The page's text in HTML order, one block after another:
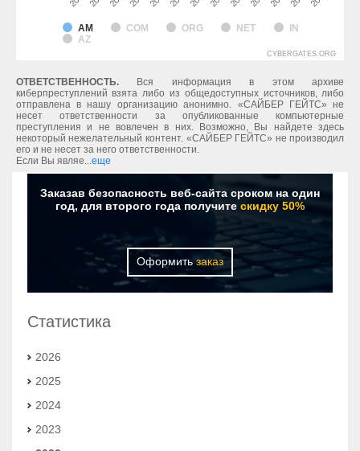
AM COM ORG NET
IN
AZ
CYBERGATES.ORG
ОТВЕТСТВЕННОСТЬ.Вся информация в этом архиве
киберпреступлений взята либо из общедоступных источников, либо
отправлена в нашу организацию анонимно. «САЙБЕР ГЕЙТС» не
несет ответственности за опубликованные компьютерные
преступления и не вовлечен в них. Возможно, Вы найдете здесь
некоторый нежелательный контент. «САЙБЕР ГЕЙТС» не производил
его и не несет за него ответственности.
Если Вы являе... еще
Заказав безопасность веб-сайта сроком на один
год, для второго года получите скидку 50%
Оформитьзаказ
Статистика
2026
2025
2024
2023